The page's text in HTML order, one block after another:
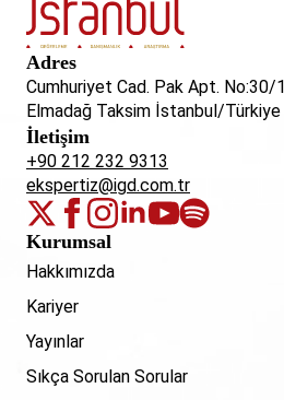
Adres
Cumhuriyet Cad. Pak Apt. No:30/1
Elmadağ Taksim İstanbul/Türkiye
İletişim
+90 212 232 9313
ekspertiz@igd.com.tr
Kurumsal
Hakkımızda
Kariyer
Yayınlar
Sıkça Sorulan Sorular